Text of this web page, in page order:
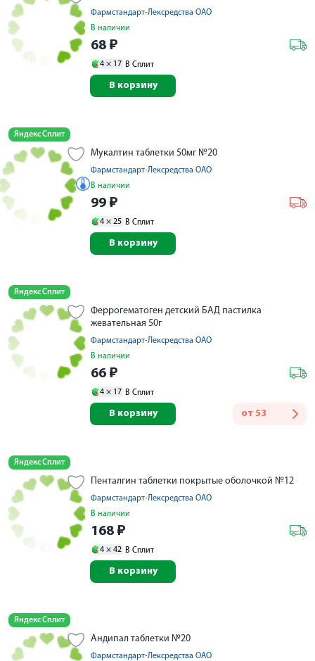
Фармстандарт-Лексредства ОАО
В наличии
68 ₽
4 × 17 В Сплит
В корзину
Яндекс Сплит
Мукалтин таблетки 50мг №20
Фармстандарт-Лексредства ОАО
В наличии
99 ₽
4 × 25 В Сплит
В корзину
Яндекс Сплит
Феррогематоген детский БАД пастилка
жевательная 50г
Фармстандарт-Лексредства ОАО
В наличии
66 ₽
4 × 17 В Сплит
от 53
В корзину
Яндекс Сплит
Пенталгин таблетки покрытые оболочкой №12
Фармстандарт-Лексредства ОАО
В наличии
168 ₽
4 × 42 В Сплит
В корзину
Яндекс Сплит
Андипал таблетки №20
Фармстандарт-Лексредства ОАО